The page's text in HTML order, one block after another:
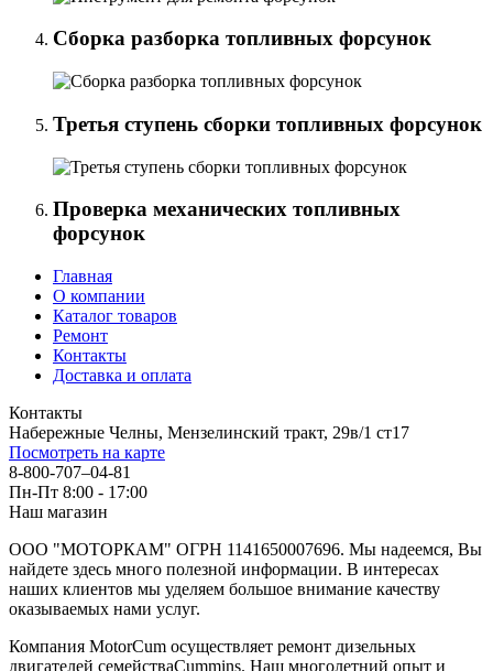
Сборка разборка топливных форсунок
Третья ступень сборки топливных форсунок
Проверка механических топливных
форсунок
Главная
О компании
Каталог товаров
Ремонт
Контакты
Доставка и оплата
Контакты
Набережные Челны, Мензелинский тракт, 29в/1 ст17
Посмотреть на карте
8-800-707–04-81
Пн-Пт 8:00 - 17:00
Наш магазин
ООО "МОТОРКАМ" ОГРН 1141650007696. Мы надеемся, Вы
найдете здесь много полезной информации. В интересах
наших клиентов мы уделяем большое внимание качеству
оказываемых нами услуг.
Компания MotorCum осуществляет ремонт дизельных
двигателей семействаCummins. Наш многолетний опыт и